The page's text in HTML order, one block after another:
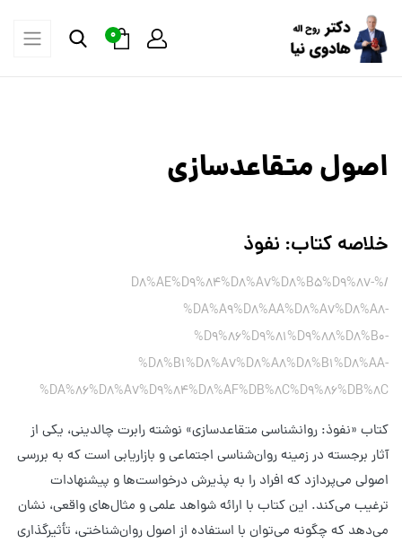
0
اصول متقاعدسازی
خلاصه کتاب: نفوذ
/%D8%AE%D9%84%D8%A7%D8%B5%D9%87-
%DA%A9%D8%AA%D8%A7%D8%A8-
%D9%86%D9%81%D9%88%D8%B0-
%D8%B1%D8%A7%D8%A8%D8%B1%D8%AA-
%DA%86%D8%A7%D9%84%D8%AF%DB%8C%D9%86%DB%8C
کتاب «نفوذ: روانشناسی متقاعدسازی» نوشته رابرت چالدینی، یکی از
آثار برجسته در زمینه روان‌شناسی اجتماعی و بازاریابی است که به بررسی
اصولی می‌پردازد که افراد را به پذیرش درخواست‌ها و پیشنهادات
ترغیب می‌کند. این کتاب با ارائه شواهد علمی و مثال‌های واقعی، نشان
می‌دهد که چگونه می‌توان با استفاده از اصول روان‌شناختی، تأثیرگذاری